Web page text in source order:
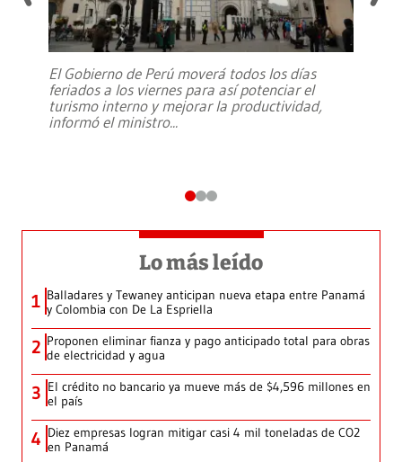
El Gobierno de Perú moverá todos los días
feriados a los viernes para así potenciar el
turismo interno y mejorar la productividad,
informó el ministro...
Lo más leído
1 Balladares y Tewaney anticipan nueva etapa entre Panamá
y Colombia con De La Espriella
2 Proponen eliminar fianza y pago anticipado total para obras
de electricidad y agua
3 El crédito no bancario ya mueve más de $4,596 millones en
el país
4 Diez empresas logran mitigar casi 4 mil toneladas de CO2
en Panamá